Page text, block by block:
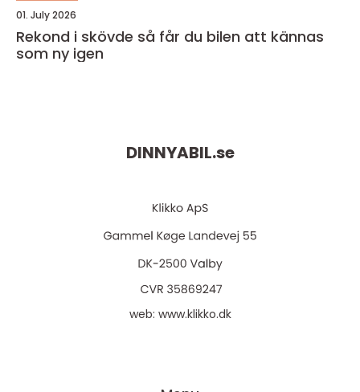
01. July 2026
Rekond i skövde så får du bilen att kännas
som ny igen
DINNYABIL.se
web: www.klikko.dk